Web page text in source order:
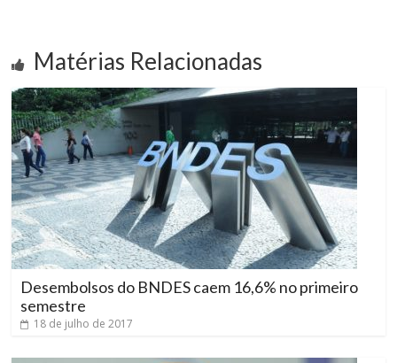
Matérias Relacionadas
Desembolsos do BNDES caem 16,6% no primeiro
semestre
18 de julho de 2017